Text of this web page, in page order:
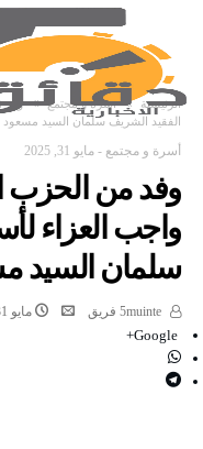
‫الرئيسية‬ أسرة و مجتمع
وفد
الفقيد الشريف سلمان السيد مسعود
أسرة و مجتمع - مايو 31, 2025
وفد من الحزب
واجب العزاء
سلمان السيد
مايو 31, 2025
Google+